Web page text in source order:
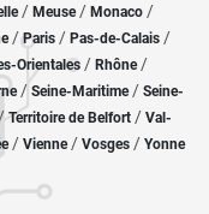
/ Meuse/ Monaco /
/Paris / Pas-de-Calais /
Orientales / Rhône/
/ Seine-Maritime/ Seine-
Territoire de Belfort / Val-
/ Vienne/ Vosges / Yonne